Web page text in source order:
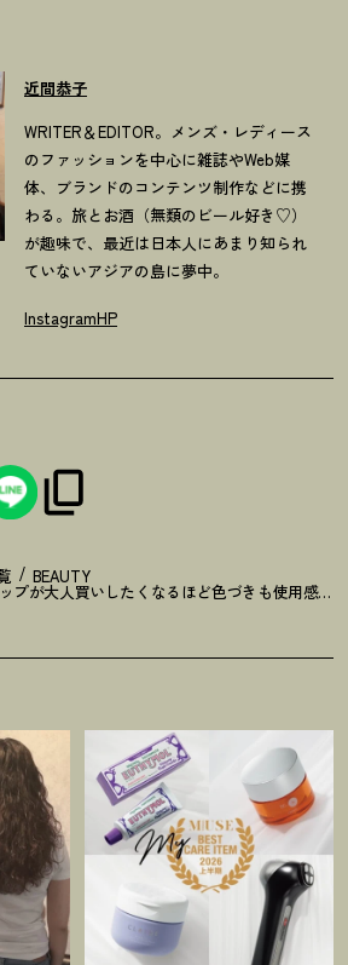
近間恭子
WRITER＆EDITOR。メンズ・レディース
のファッションを中心に雑誌やWeb媒
体、ブランドのコンテンツ制作などに携
わる。旅とお酒（無類のビール好き♡）
が趣味で、最近は日本人にあまり知られ
ていないアジアの島に夢中。
InstagramHP
BEAUTY
プが大人買いしたくなるほど色づきも使用感も